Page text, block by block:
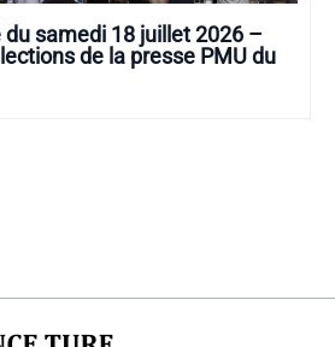
samedi 18 juillet 2026 –
de la presse PMU du